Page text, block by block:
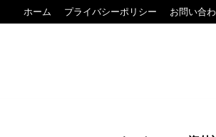
ホーム プライバシーポリシー お問い合